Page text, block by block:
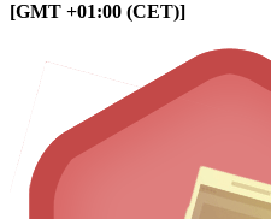
[GMT +01:00 (CET)]